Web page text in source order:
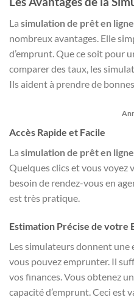
La simulation de prêt en ligne
nombreux avantages. Elle
d’emprunt. Que ce soit pour
comparer des taux, les
Ils aident à prendre de
Accès Rapide et Facile
La simulation de prêt en ligne
Quelques clics et vous voyez
besoin de rendez-vous en
est très pratique.
Estimation Précise de votre
Les simulateurs donnent une
vous pouvez emprunter. Il
vos finances. Vous obtenez
capacité d’emprunt. Ceci est